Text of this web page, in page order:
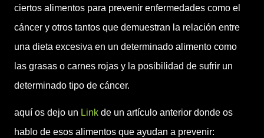
ciertos alimentos para prevenir enfermedades como el
cáncer y otros tantos que demuestran la relación entre
una dieta excesiva en un determinado alimento como
las grasas o carnes rojas y la posibilidad de sufrir un
determinado tipo de cáncer.
aquí os dejo un Link de un artículo anterior donde os
hablo de esos alimentos que ayudan a prevenir: